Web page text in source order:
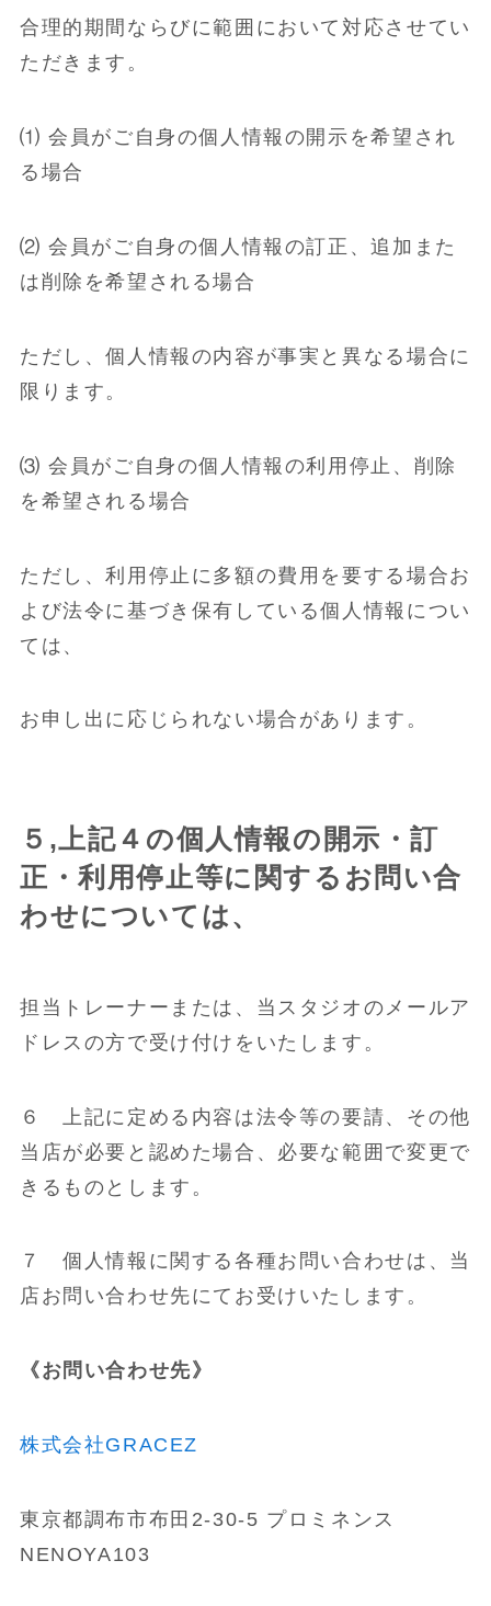
合理的期間ならびに範囲において対応させてい
ただきます。
⑴ 会員がご自身の個人情報の開示を希望され
る場合
⑵ 会員がご自身の個人情報の訂正、追加また
は削除を希望される場合
ただし、個人情報の内容が事実と異なる場合に
限ります。
⑶ 会員がご自身の個人情報の利用停止、削除
を希望される場合
ただし、利用停止に多額の費用を要する場合お
よび法令に基づき保有している個人情報につい
ては、
お申し出に応じられない場合があります。
５,上記４の個人情報の開示・訂
正・利用停止等に関するお問い合
わせについては、
担当トレーナーまたは、当スタジオのメールア
ドレスの方で受け付けをいたします。
６ 上記に定める内容は法令等の要請、その他
当店が必要と認めた場合、必要な範囲で変更で
きるものとします。
７ 個人情報に関する各種お問い合わせは、当
店お問い合わせ先にてお受けいたします。
《お問い合わせ先》
株式会社GRACEZ
東京都調布市布田2-30-5 プロミネンス
NENOYA103